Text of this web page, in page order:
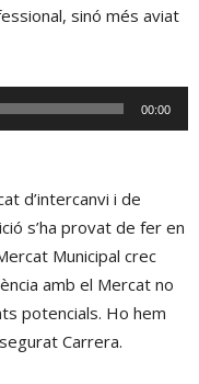
sinó més aviat
00:00
d’intercanvi i de
s’ha provat de fer en
Municipal crec
amb el Mercat no
potencials. Ho hem
Carrera.